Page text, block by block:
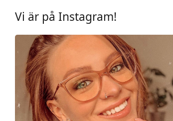
Varumärke:
Vi är på Instagram!